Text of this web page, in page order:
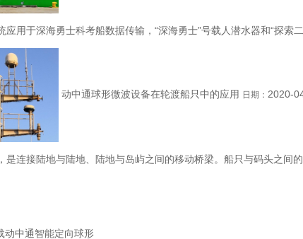
应用于深海勇士科考船数据传输，“深海勇士”号载人潜水器和“探
动中通球形微波设备在轮渡船只中的应用 日期： 2020-
是连接陆地与陆地、陆地与岛屿之间的移动桥梁。船只与码头之间
动中通智能定向球形